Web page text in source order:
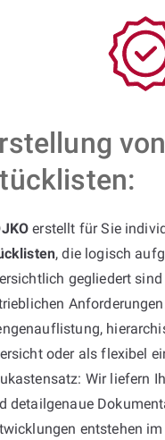
von
erstellt für Sie
, die logisch
gegliedert
oder als flexibel
Wir liefern
detailgenaue
entstehen